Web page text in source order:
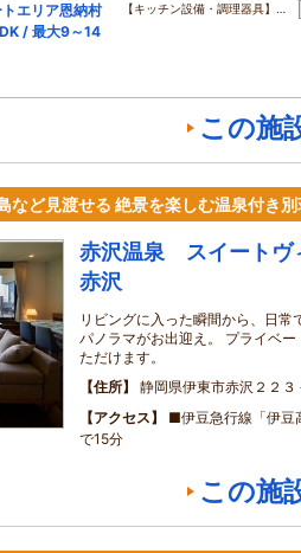
トエリア恩納村
/ 最大9～14
【キッチン設備・調理器具】…
この施
など見渡せる 絶景を楽しむ温泉付き別
赤沢温泉 スイートヴ
赤沢
リビングに入った瞬間から、日常
パノラマがお出迎え。 プライベ
ただけます。
住所
静岡県伊東市赤沢２２３
アクセス
■伊豆急行線「伊
で15分
この施